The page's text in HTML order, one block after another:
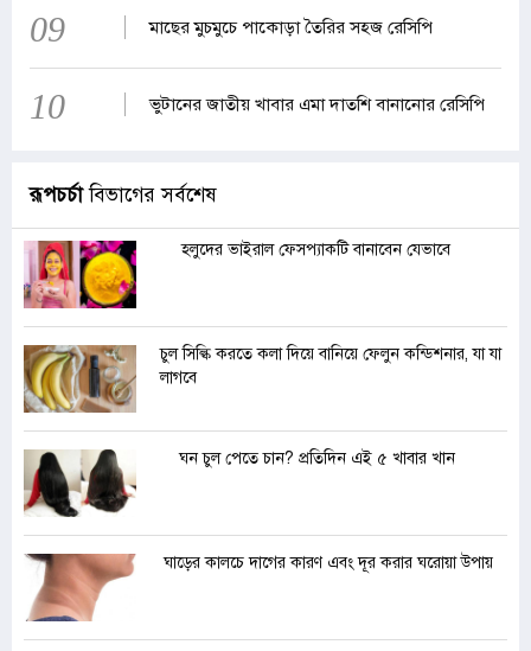
09 মাছের মুচমুচে পাকোড়া তৈরির সহজ রেসিপি
10 ভুটানের জাতীয় খাবার এমা দাতশি বানানোর রেসিপি
রূপচর্চাবিভাগের সর্বশেষ
হলুদের ভাইরাল ফেসপ্যাকটি বানাবেন যেভাবে
চুল সিল্কি করতে কলা দিয়ে বানিয়ে ফেলুন কন্ডিশনার, যা যা
লাগবে
ঘন চুল পেতে চান? প্রতিদিন এই ৫ খাবার খান
ঘাড়ের কালচে দাগের কারণ এবং দূর করার ঘরোয়া উপায়